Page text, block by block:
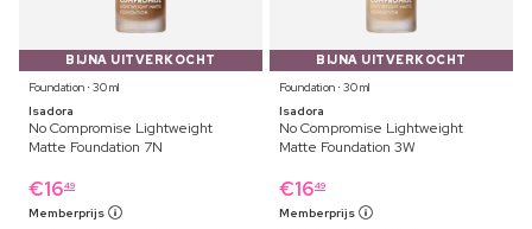
BIJNA UITVERKOCHT
Foundation ⋅ 30 ml
Isadora
No Compromise Lightweight
Matte Foundation 7N
€1649
Memberprijs
BIJNA UITVERKOCHT
Foundation ⋅ 30 ml
Isadora
No Compromise Lightweight
Matte Foundation 3W
€1649
Memberprijs